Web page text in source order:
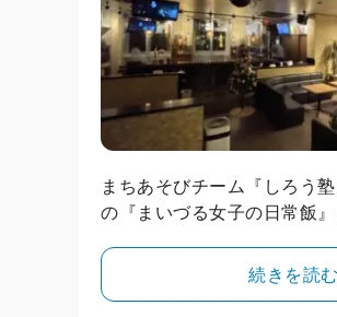
まちあそびチーム『しろう
の『まいづる女子の日常飯
続きを読む